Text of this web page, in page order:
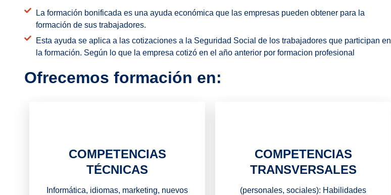
La formación bonificada es una ayuda económica que las empresas pueden obtener para la
formación de sus trabajadores.
Esta ayuda se aplica a las cotizaciones a la Seguridad Social de los trabajadores que participan en
la formación. Según lo que la empresa cotizó en el año anterior por formacion profesional
Ofrecemos formación en:
COMPETENCIAS
TÉCNICAS
Informática, idiomas, marketing, nuevos
COMPETENCIAS
TRANSVERSALES
(personales, sociales): Habilidades